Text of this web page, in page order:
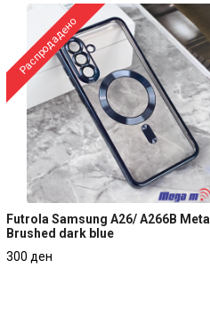
Распродадено
Futrola Samsung A26/ A266B Metal
Futrola Samsung A26/ A266B Metal
Brushed dark blue
300 ден